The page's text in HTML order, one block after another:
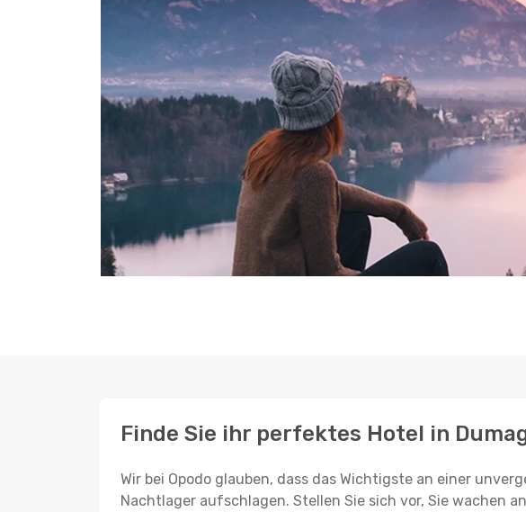
Finde Sie ihr perfektes Hotel in
Wir bei Opodo glauben, dass das Wichtigste an einer
Nachtlager aufschlagen. Stellen Sie sich vor, Sie wachen